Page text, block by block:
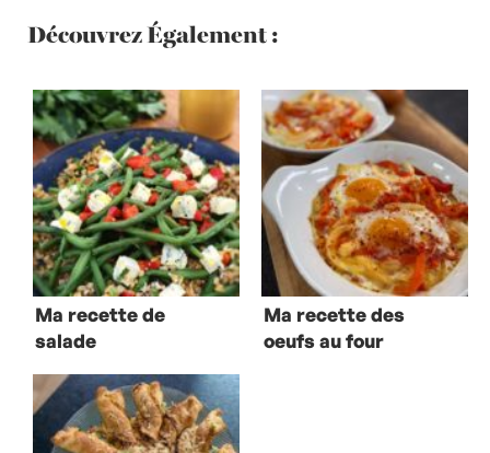
Découvrez Également :
Ma recette de
salade
haricots verts et
bleu
Ma recette des
oeufs au four